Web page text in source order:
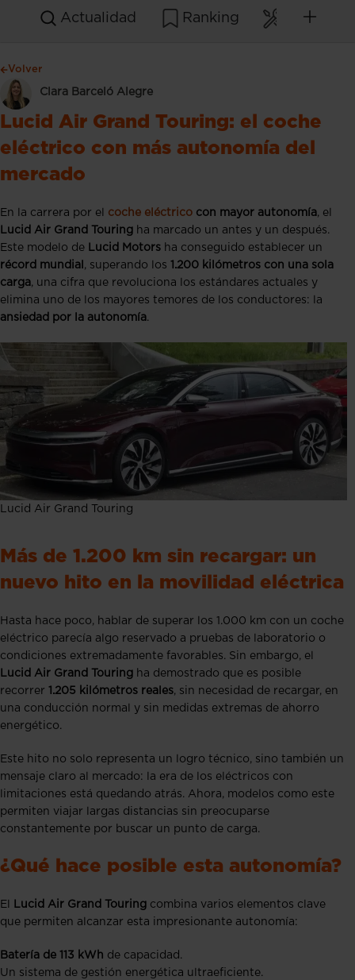
Actualidad Ranking
Volver
Clara Barceló Alegre
Lucid Air Grand Touring: el coche
eléctrico con más autonomía del
mercado
En la carrera por el coche eléctrico con mayor autonomía, el
Lucid Air Grand Touring ha marcado un antes y un después.
Este modelo de Lucid Motors ha conseguido establecer un
récord mundial , superando los 1.200 kilómetros con una sola
carga, una cifra que revoluciona los estándares actuales y
elimina uno de los mayores temores de los conductores: la
ansiedad por la autonomía.
Lucid Air Grand Touring
Más de 1.200 km sin recargar: un
nuevo hito en la movilidad eléctrica
Hasta hace poco, hablar de superar los 1.000 km con un coche
eléctrico parecía algo reservado a pruebas de laboratorio o
condiciones extremadamente favorables. Sin embargo, el
Lucid Air Grand Touring ha demostrado que es posible
recorrer 1.205 kilómetros reales, sin necesidad de recargar, en
una conducción normal y sin medidas extremas de ahorro
energético.
Este hito no solo representa un logro técnico, sino también un
mensaje claro al mercado: la era de los eléctricos con
limitaciones está quedando atrás. Ahora, modelos como este
permiten viajar largas distancias sin preocuparse
constantemente por buscar un punto de carga.
¿Qué hace posible esta autonomía?
El Lucid Air Grand Touring combina varios elementos clave
que permiten alcanzar esta impresionante autonomía:
Batería de 113 kWh de capacidad.
Un sistema de gestión energética ultraeficiente.